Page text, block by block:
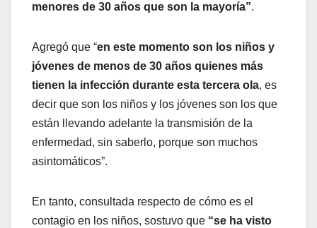
menores de 30 años que son la mayoría”.
Agregó que “en este momento son los niños y
jóvenes de menos de 30 años quienes más
tienen la infección durante esta tercera ola, es
decir que son los niños y los jóvenes son los que
están llevando adelante la transmisión de la
enfermedad, sin saberlo, porque son muchos
asintomáticos”.
En tanto, consultada respecto de cómo es el
contagio en los niños, sostuvo que “se ha visto